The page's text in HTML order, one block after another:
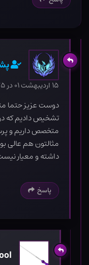
۱۵ اردیبهشت ۰۱ در ۶:۲۵ ب٫ظ
دوست عزیز حتما
تشخیص دادیم که
متخصص داریم و
مثالتون هم
داشته و معیار
پاسخ